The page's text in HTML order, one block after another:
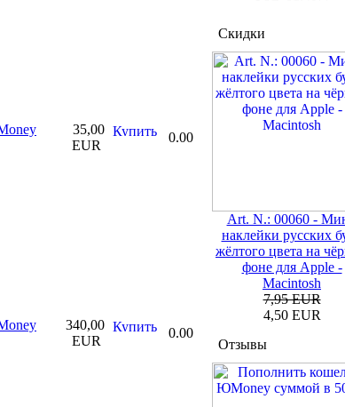
35,00
EUR
0.00
340,00
EUR
0.00
Скидки
Art. N.: 00060 -
наклейки русских
жёлтого цвета на
фоне для Apple -
Macintosh
7,95 EUR
4,50 EUR
Отзывы